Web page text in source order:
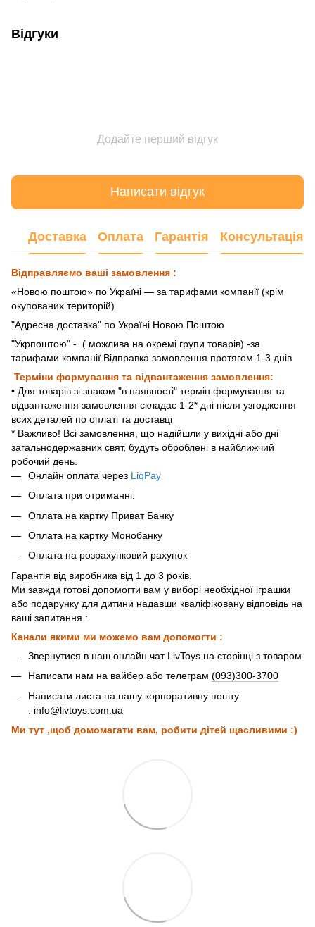
Відгуки
Додайте перший відгук
Написати відгук
Доставка Оплата Гарантія Консультація
Відправляємо ваші замовлення :
«Новою поштою» по Україні — за тарифами компанії (крім
окупованих територій)
"Адресна доставка" по Україні Новою Поштою
"Укрпоштою" - ( можлива на окремі групи товарів) -за
тарифами компанії Відправка замовлення протягом 1-3 днів
Терміни формування та відвантаження замовлення:
• Для товарів зі знаком "в наявності" термін формування та
відвантаження замовлення складає 1-2* дні після узгодження
всих деталей по оплаті та доставці
* Важливо! Всі замовлення, що надійшли у вихідні або дні
загальнодержавних свят, будуть оброблені в найближчий
робочий день.
Онлайн оплата через LiqPay
Оплата при отриманні.
Оплата на картку Приват Банку
Оплата на картку Монобанку
Оплата на розрахунковий рахунок
Гарантія від виробника від 1 до 3 років.
Ми завжди готові допомогти вам у виборі необхідної іграшки
або подарунку для дитини надавши кваліфіковану відповідь на
ваші запитання :
Канали якими ми можемо вам допомогти :
Звернутися в наш онлайн чат LivToys на сторінці з товаром
Написати нам на вайбер або телеграм (093)300-3700
Написати листа на нашу корпоративну пошту
: info@livtoys.com.ua
Ми тут ,щоб домомагати вам, робити дітей щасливими :)